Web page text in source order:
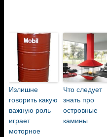
Излишне
говорить какую
важную роль
играет
моторное
Что следует
знать про
островные
камины